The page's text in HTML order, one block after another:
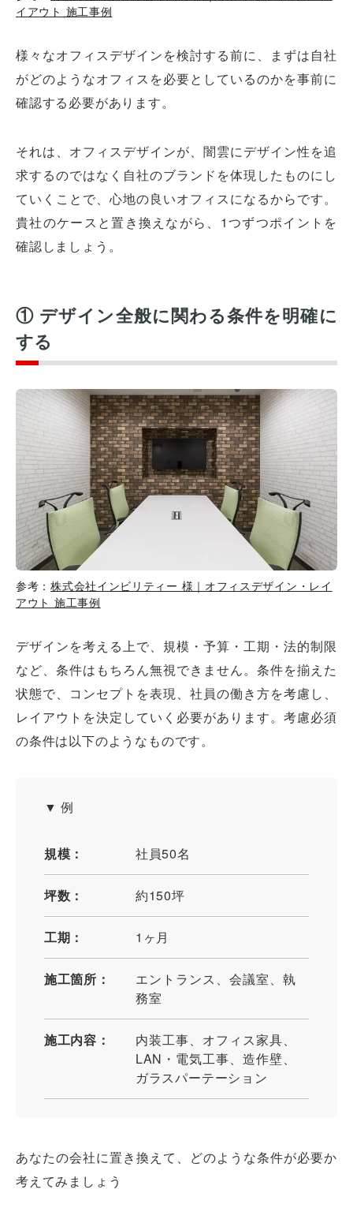
イアウト 施工事例
様々なオフィスデザインを検討する前に、まずは自社
がどのようなオフィスを必要としているのかを事前に
確認する必要があります。
それは、オフィスデザインが、闇雲にデザイン性を追
求するのではなく自社のブランドを体現したものにし
ていくことで、心地の良いオフィスになるからです。
貴社のケースと置き換えながら、1つずつポイントを
確認しましょう。
① デザイン全般に関わる条件を明確に
する
参考：株式会社インビリティー 様｜オフィスデザイン・レイ
アウト 施工事例
デザインを考える上で、規模・予算・工期・法的制限
など、条件はもちろん無視できません。条件を揃えた
状態で、コンセプトを表現、社員の働き方を考慮し、
レイアウトを決定していく必要があります。考慮必須
の条件は以下のようなものです。
▼ 例
規模： 社員50名
坪数： 約150坪
工期： 1ヶ月
施工箇所：
エントランス、会議室、執
務室
施工内容：
内装工事、オフィス家具、
LAN・電気工事、造作壁、
ガラスパーテーション
あなたの会社に置き換えて、どのような条件が必要か
考えてみましょう